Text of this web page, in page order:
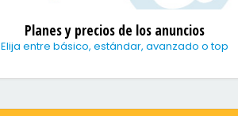
Planes y precios de los anuncios
Elija entre básico, estándar, avanzado o top